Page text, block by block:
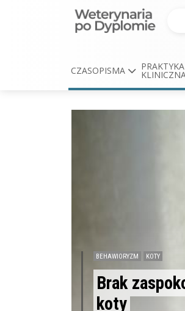
CZASOPISMA PRAKTYKA
BEHAWIORYZM KOTY
Brak
koty